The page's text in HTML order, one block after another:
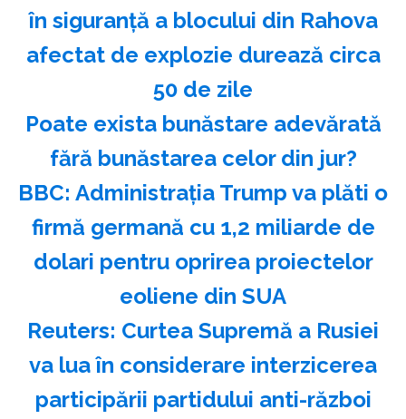
în siguranţă a blocului din Rahova
afectat de explozie durează circa
50 de zile
Poate exista bunăstare adevărată
fără bunăstarea celor din jur?
BBC: Administraţia Trump va plăti o
firmă germană cu 1,2 miliarde de
dolari pentru oprirea proiectelor
eoliene din SUA
Reuters: Curtea Supremă a Rusiei
va lua în considerare interzicerea
participării partidului anti-război